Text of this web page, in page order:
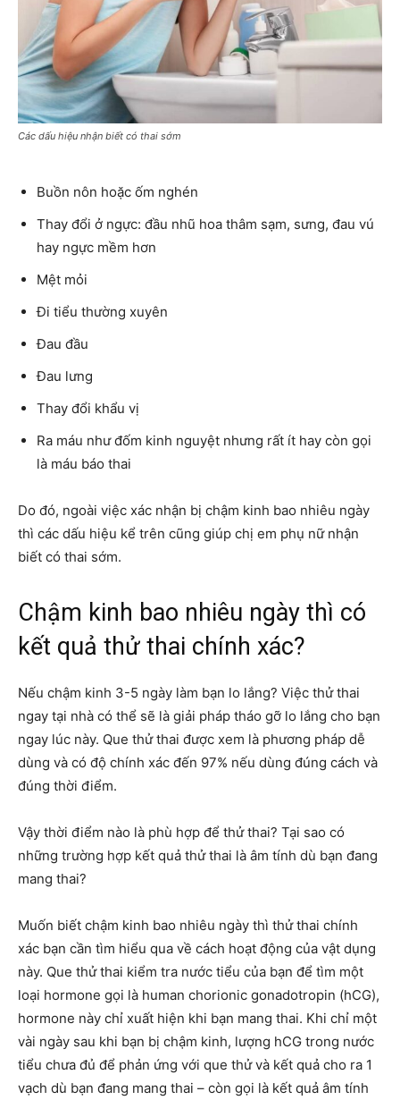
Các dấu hiệu nhận biết có thai sớm
Buồn nôn hoặc ốm nghén
Thay đổi ở ngực: đầu nhũ hoa thâm sạm, sưng, đau vú
hay ngực mềm hơn
Mệt mỏi
Đi tiểu thường xuyên
Đau đầu
Đau lưng
Thay đổi khẩu vị
Ra máu như đốm kinh nguyệt nhưng rất ít hay còn gọi
là máu báo thai
Do đó, ngoài việc xác nhận bị chậm kinh bao nhiêu ngày
thì các dấu hiệu kể trên cũng giúp chị em phụ nữ nhận
biết có thai sớm.
Chậm kinh bao nhiêu ngày thì có
kết quả thử thai chính xác?
Nếu chậm kinh 3-5 ngày làm bạn lo lắng? Việc thử thai
ngay tại nhà có thể sẽ là giải pháp tháo gỡ lo lắng cho bạn
ngay lúc này. Que thử thai được xem là phương pháp dễ
dùng và có độ chính xác đến 97% nếu dùng đúng cách và
đúng thời điểm.
Vậy thời điểm nào là phù hợp để thử thai? Tại sao có
những trường hợp kết quả thử thai là âm tính dù bạn đang
mang thai?
Muốn biết chậm kinh bao nhiêu ngày thì thử thai chính
xác bạn cần tìm hiểu qua về cách hoạt động của vật dụng
này. Que thử thai kiểm tra nước tiểu của bạn để tìm một
loại hormone gọi là human chorionic gonadotropin (hCG),
hormone này chỉ xuất hiện khi bạn mang thai. Khi chỉ một
vài ngày sau khi bạn bị chậm kinh, lượng hCG trong nước
tiểu chưa đủ để phản ứng với que thử và kết quả cho ra 1
vạch dù bạn đang mang thai – còn gọi là kết quả âm tính